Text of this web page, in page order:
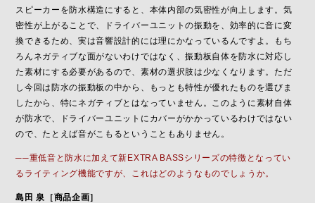
スピーカーを防水構造にすると、本体内部の気密性が向上します。気
密性が上がることで、ドライバーユニットの振動を、効率的に音に変
換できるため、実は音響設計的には理にかなっているんですよ。もち
ろんネガティブな面がないわけではなく、振動板自体を防水に対応し
た素材にする必要があるので、素材の選択肢は少なくなります。ただ
し今回は防水の振動板の中から、もっとも特性が優れたものを選びま
したから、特にネガティブとはなっていません。このように素材自体
が防水で、ドライバーユニットにカバーがかかっているわけではない
ので、たとえば音がこもるということもありません。
──重低音と防水に加えて新EXTRA BASSシリーズの特徴となってい
るライティング機能ですが、これはどのようなものでしょうか。
島田 泉［商品企画］